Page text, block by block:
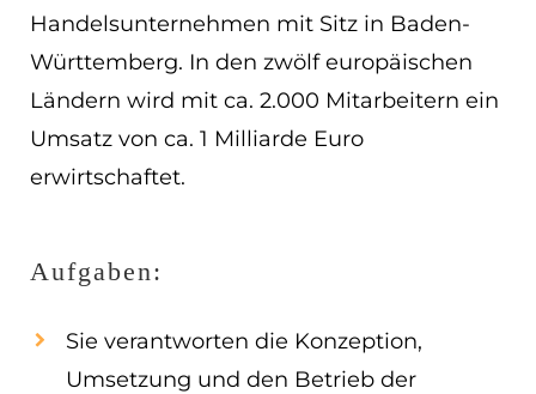
DE
EN
Handelsunternehmen mit Sitz in Baden-
Württemberg. In den zwölf europäischen
Ländern wird mit ca. 2.000 Mitarbeitern ein
Umsatz von ca. 1 Milliarde Euro
erwirtschaftet.
Aufgaben:
Sie verantworten die Konzeption,
Umsetzung und den Betrieb der